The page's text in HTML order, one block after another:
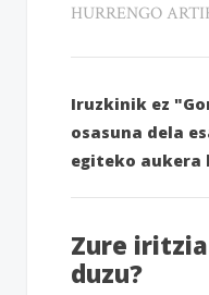
HURRENGO
Iruzkinik ez
osasuna dela
egiteko aukera
Zure
duzu?